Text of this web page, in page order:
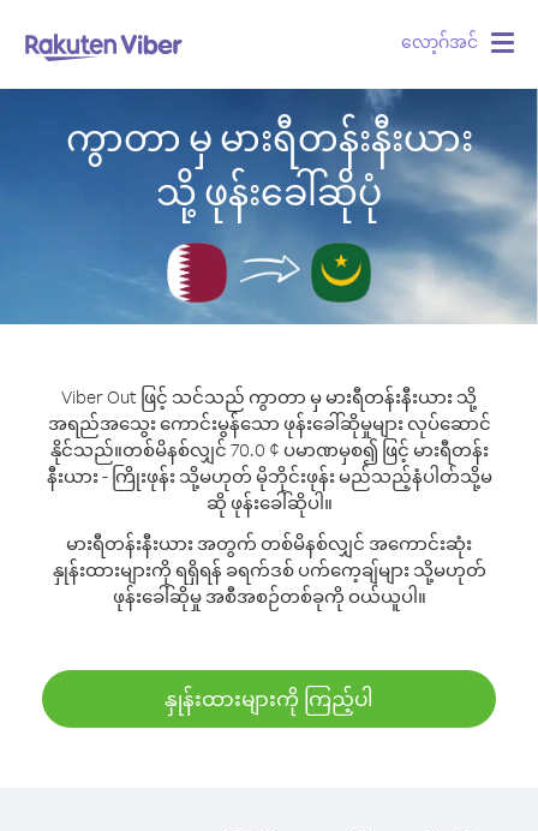
လော့ဂ်အင်
ကွာတာ မှ မားရီတန်းနီးယား
သို့ ဖုန်းခေါ်ဆိုပုံ
Viber Out ဖြင့် သင်သည် ကွာတာ မှ မားရီတန်းနီးယား သို့
အရည်အသွေး ကောင်းမွန်သော ဖုန်းခေါ်ဆိုမှုများ လုပ်ဆောင်
နိုင်သည်။တစ်မိနစ်လျှင် 70.0 ¢ ပမာဏမှစ၍ ဖြင့် မားရီတန်း
နီးယား - ကြိုးဖုန်း သို့မဟုတ် မိုဘိုင်းဖုန်း မည်သည့်နံပါတ်သို့မ
ဆို ဖုန်းခေါ်ဆိုပါ။
မားရီတန်းနီးယား အတွက် တစ်မိနစ်လျှင် အကောင်းဆုံး
နှုန်းထားများကို ရရှိရန် ခရက်ဒစ် ပက်ကေ့ချ်များ သို့မဟုတ်
ဖုန်းခေါ်ဆိုမှု အစီအစဉ်တစ်ခုကို ဝယ်ယူပါ။
နှုန်းထားများကို ကြည့်ပါ